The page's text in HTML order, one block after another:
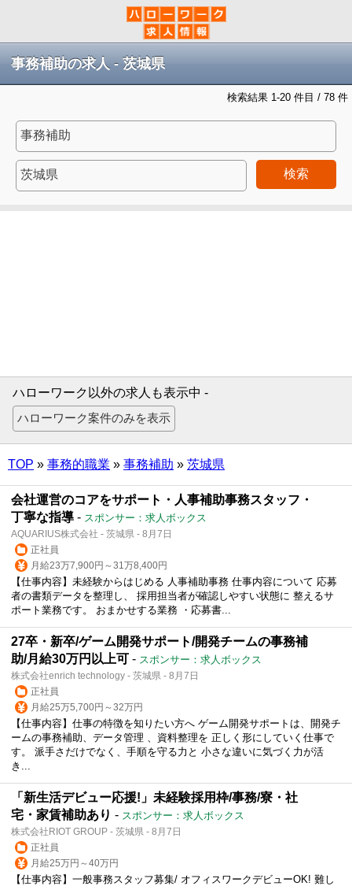
事務補助の求人 - 茨城県
検索結果 1-20 件目 / 78 件
検索
ハローワーク以外の求人も表示中 -
TOP » 事務的職業 » 事務補助 » 茨城県
会社運営のコアをサポート・人事補助事務スタッフ・
丁寧な指導 - スポンサー：求人ボックス
AQUARIUS株式会社 - 茨城県 - 8月7日
正社員
月給23万7,900円～31万8,400円
【仕事内容】未経験からはじめる 人事補助事務 仕事内容について 応募
者の書類データを整理し、 採用担当者が確認しやすい状態に 整えるサ
ポート業務です。 おまかせする業務 ・応募書...
27卒・新卒/ゲーム開発サポート/開発チームの事務補
助/月給30万円以上可 - スポンサー：求人ボックス
株式会社enrich technology - 茨城県 - 8月7日
正社員
月給25万5,700円～32万円
【仕事内容】仕事の特徴を知りたい方へ ゲーム開発サポートは、開発チ
ームの事務補助、データ管理 、資料整理を 正しく形にしていく仕事で
す。 派手さだけでなく、手順を守る力と 小さな違いに気づく力が活
き...
「新生活デビュー応援!」未経験採用枠/事務/寮・社
宅・家賃補助あり - スポンサー：求人ボックス
株式会社RIOT GROUP - 茨城県 - 8月7日
正社員
月給25万円～40万円
【仕事内容】一般事務スタッフ募集/ オフィスワークデビューOK! 難し